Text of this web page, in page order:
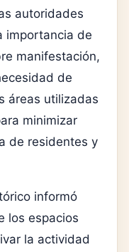
autoridades
importancia de
manifestación,
de
áreas utilizadas
minimizar
de residentes y
informó
los espacios
la actividad